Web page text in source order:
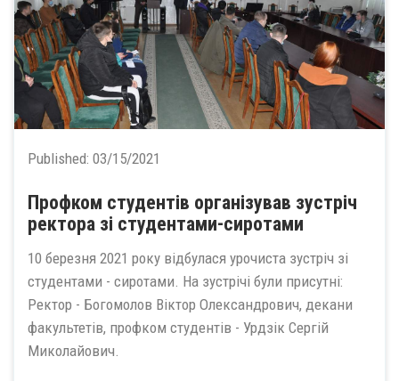
Published: 03/15/2021
Профком студентів організував зустріч
ректора зі студентами-сиротами
10 березня 2021 року відбулася урочиста зустріч зі
студентами - сиротами. На зустрічі були присутні:
Ректор - Богомолов Віктор Олександрович, декани
факультетів, профком студентів - Урдзік Сергій
Миколайович.